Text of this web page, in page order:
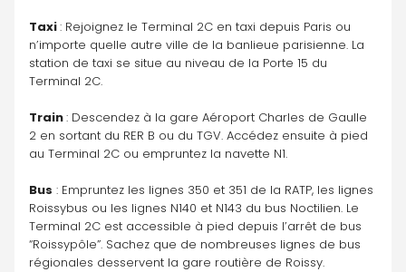
Taxi : Rejoignez le Terminal 2C en taxi depuis Paris ou
n’importe quelle autre ville de la banlieue parisienne. La
station de taxi se situe au niveau de la Porte 15 du
Terminal 2C.
Train : Descendez à la gare Aéroport Charles de Gaulle
2 en sortant du RER B ou du TGV. Accédez ensuite à pied
au Terminal 2C ou empruntez la navette N1.
Bus : Empruntez les lignes 350 et 351 de la RATP, les lignes
Roissybus ou les lignes N140 et N143 du bus Noctilien. Le
Terminal 2C est accessible à pied depuis l’arrêt de bus
“Roissypôle”. Sachez que de nombreuses lignes de bus
régionales desservent la gare routière de Roissy.